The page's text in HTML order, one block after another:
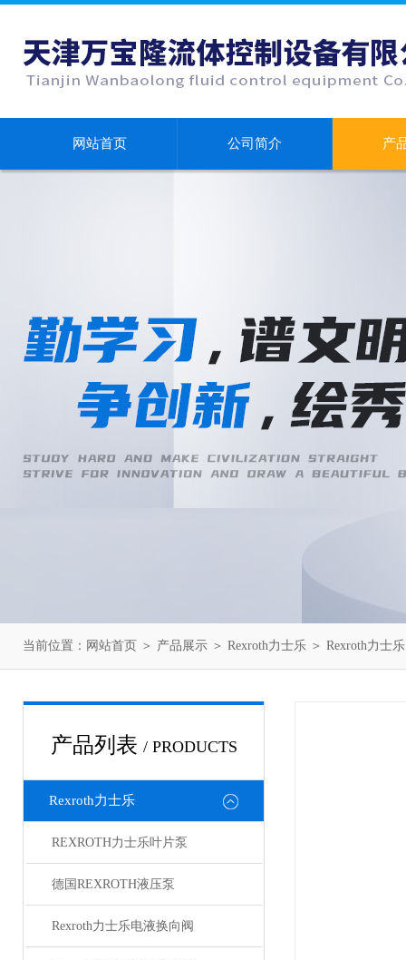
网站首页 公司简介 产
当前位置： 网站首页 ＞ 产品展示 ＞ Rexroth力士乐 ＞ Rexroth力士
产品列表 / PRODUCTS
Rexroth力士乐
REXROTH力士乐叶片泵
德国REXROTH液压泵
Rexroth力士乐电液换向阀